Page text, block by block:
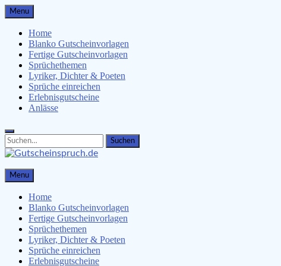
Skip
to
content
Menu
Home
Blanko Gutscheinvorlagen
Fertige Gutscheinvorlagen
Sprüchethemen
Lyriker, Dichter & Poeten
Sprüche einreichen
Erlebnisgutscheine
Anlässe
Search
for:
Search
Gutscheinspruch.de
Gutscheinsprüche & Gutscheinvorlagen finden
Menu
Home
Blanko Gutscheinvorlagen
Fertige Gutscheinvorlagen
Sprüchethemen
Lyriker, Dichter & Poeten
Sprüche einreichen
Erlebnisgutscheine